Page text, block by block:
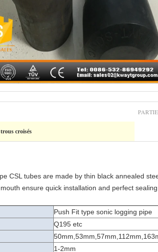
croisés
CSL tubes are made by thin black annealed
ensure quick installation and perfect
Push Fit type sonic logging pipe
Q195 etc
1-2mm